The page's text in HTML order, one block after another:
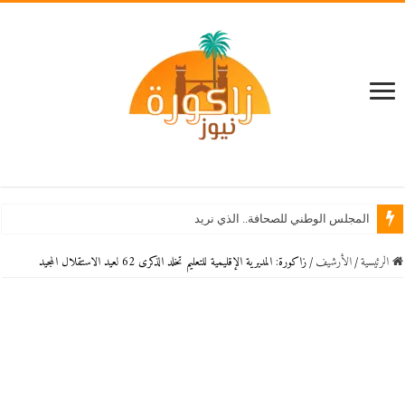
المجلس الوطني للصحافة.. الذي نريد
الرئيسية / اﻷرشيف / زاكورة: المديرية الإقليمية للتعليم تخلد الذكرى 62 لعيد الاستقلال المجيد